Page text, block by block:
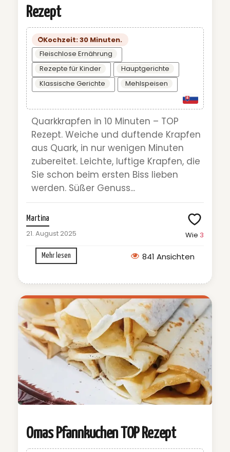
Rezept
Kochzeit: 30 Minuten.
Fleischlose Ernährung
Rezepte für Kinder
Hauptgerichte
Klassische Gerichte
Mehlspeisen
Quarkkrapfen in 10 Minuten – TOP
Rezept. Weiche und duftende Krapfen
aus Quark, in nur wenigen Minuten
zubereitet. Leichte, luftige Krapfen, die
Sie schon beim ersten Biss lieben
werden. Süßer Genuss...
Martina
21. August 2025 Wie 3
Mehr lesen 841 Ansichten
Omas Pfannkuchen TOP Rezept